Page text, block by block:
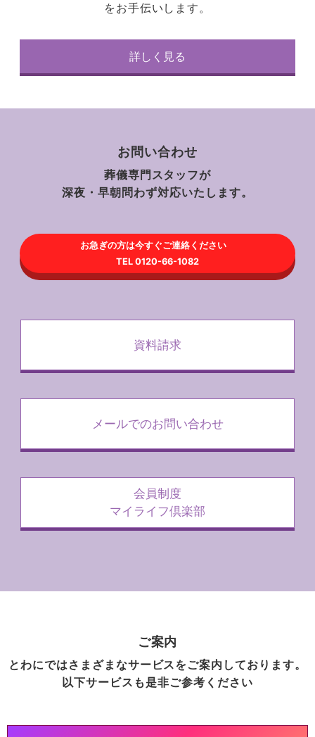
をお手伝いします。
詳しく見る
お問い合わせ
葬儀専門スタッフが
深夜・早朝問わず対応いたします。
お急ぎの方は今すぐご連絡ください
TEL 0120-66-1082
資料請求
メールでのお問い合わせ
会員制度
マイライフ倶楽部
ご案内
とわにではさまざまなサービスをご案内しております。
以下サービスも是非ご参考ください